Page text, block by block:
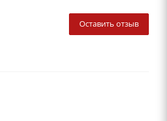
Оставить отзыв